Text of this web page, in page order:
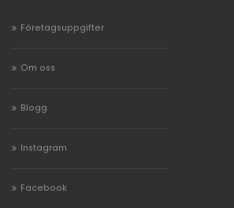
Företagsuppgifter
Om oss
Blogg
Instagram
Facebook